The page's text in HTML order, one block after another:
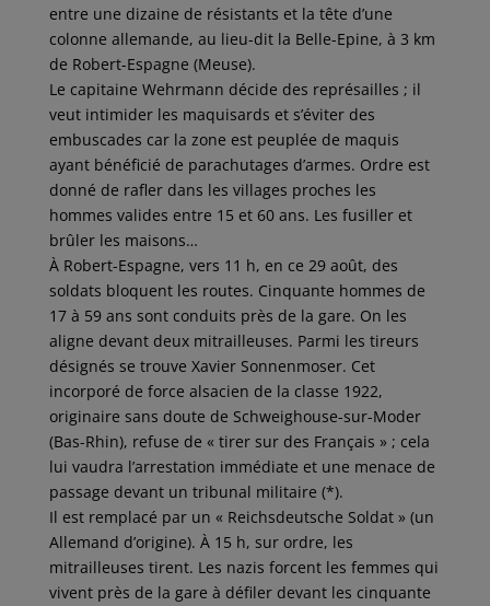
entre une dizaine de résistants et la tête d’une
colonne allemande, au lieu-dit la Belle-Epine, à 3 km
de Robert-Espagne (Meuse).
Le capitaine Wehrmann décide des représailles ; il
veut intimider les maquisards et s’éviter des
embuscades car la zone est peuplée de maquis
ayant bénéficié de parachutages d’armes. Ordre est
donné de rafler dans les villages proches les
hommes valides entre 15 et 60 ans. Les fusiller et
brûler les maisons…
À Robert-Espagne, vers 11 h, en ce 29 août, des
soldats bloquent les routes. Cinquante hommes de
17 à 59 ans sont conduits près de la gare. On les
aligne devant deux mitrailleuses. Parmi les tireurs
désignés se trouve Xavier Sonnenmoser. Cet
incorporé de force alsacien de la classe 1922,
originaire sans doute de Schweighouse-sur-Moder
(Bas-Rhin), refuse de « tirer sur des Français » ; cela
lui vaudra l’arrestation immédiate et une menace de
passage devant un tribunal militaire (*).
Il est remplacé par un « Reichsdeutsche Soldat » (un
Allemand d’origine). À 15 h, sur ordre, les
mitrailleuses tirent. Les nazis forcent les femmes qui
vivent près de la gare à défiler devant les cinquante